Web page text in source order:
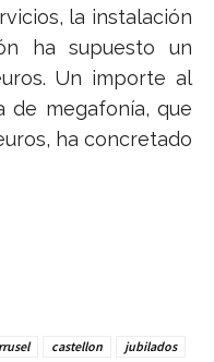
la instalación
ha supuesto un
Un importe al
de megafonía, que
ha concretado
castellon
jubilados